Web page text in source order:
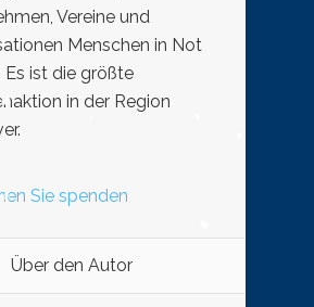
Vereine und
Menschen in Not
Es ist die größte
in der Region
Sie spenden
Über den Autor